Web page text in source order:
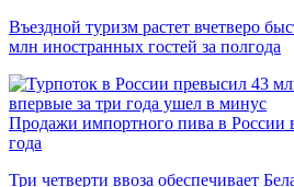
Въездной туризм растет вчетверо
млн иностранных гостей за полгода
Продажи импортного пива в России
года
Три четверти ввоза обеспечивает